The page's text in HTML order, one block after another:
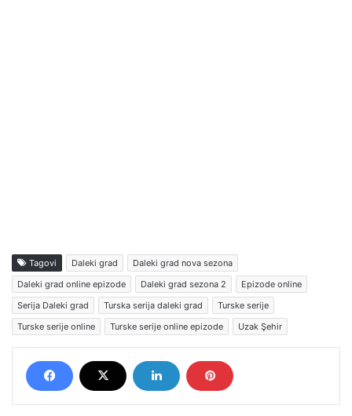
Tagovi Daleki grad
Daleki grad nova sezona
Daleki grad online epizode
Daleki grad sezona 2
Epizode online
Serija Daleki grad
Turska serija daleki grad
Turske serije
Turske serije online
Turske serije online epizode Uzak Şehir